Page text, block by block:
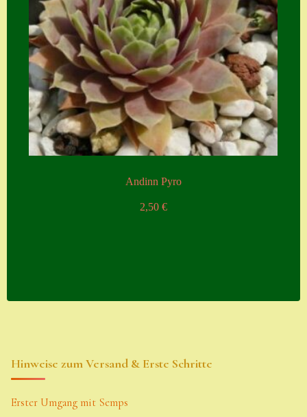
Andinn Pyro
2,50 €
Hinweise zum Versand & Erste Schritte
Erster Umgang mit Semps